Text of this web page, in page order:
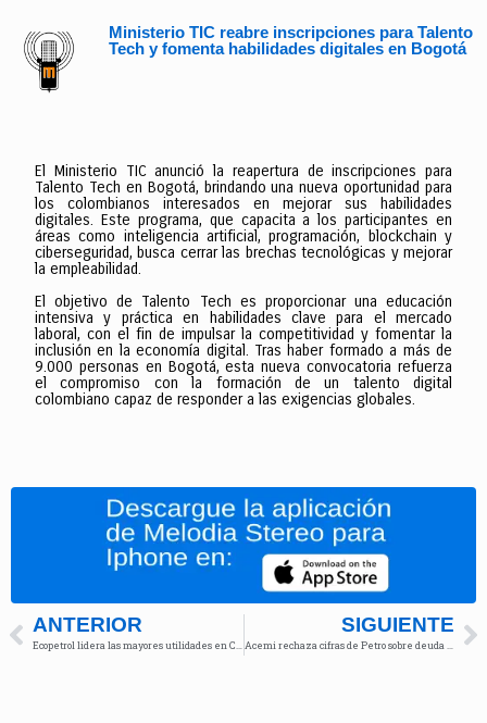
Ministerio TIC reabre inscripciones para Talento
Tech y fomenta habilidades digitales en Bogotá
El Ministerio TIC anunció la reapertura de inscripciones para
Talento Tech en Bogotá, brindando una nueva oportunidad para
los colombianos interesados en mejorar sus habilidades
digitales. Este programa, que capacita a los participantes en
áreas como inteligencia artificial, programación, blockchain y
ciberseguridad, busca cerrar las brechas tecnológicas y mejorar
la empleabilidad.
El objetivo de Talento Tech es proporcionar una educación
intensiva y práctica en habilidades clave para el mercado
laboral, con el fin de impulsar la competitividad y fomentar la
inclusión en la economía digital. Tras haber formado a más de
9.000 personas en Bogotá, esta nueva convocatoria refuerza
el compromiso con la formación de un talento digital
colombiano capaz de responder a las exigencias globales.
ANTERIOR SIGUIENTE